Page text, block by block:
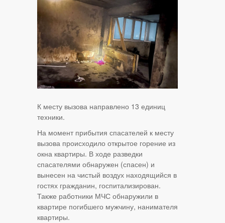
К месту вызова направлено 13 единиц
техники.
На момент прибытия спасателей к месту
вызова происходило открытое горение из
окна квартиры. В ходе разведки
спасателями обнаружен (спасен) и
вынесен на чистый воздух находящийся в
гостях гражданин, госпитализирован.
Также работники МЧС обнаружили в
квартире погибшего мужчину, нанимателя
квартиры.